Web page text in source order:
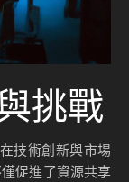
挑戰
技術創新與市場
促進了資源共享